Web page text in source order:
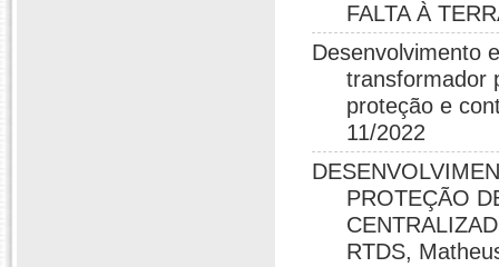
FALTA À
Desenvolvimento
transformador
proteção e
11/2022
PROTEÇÃO
RTDS,